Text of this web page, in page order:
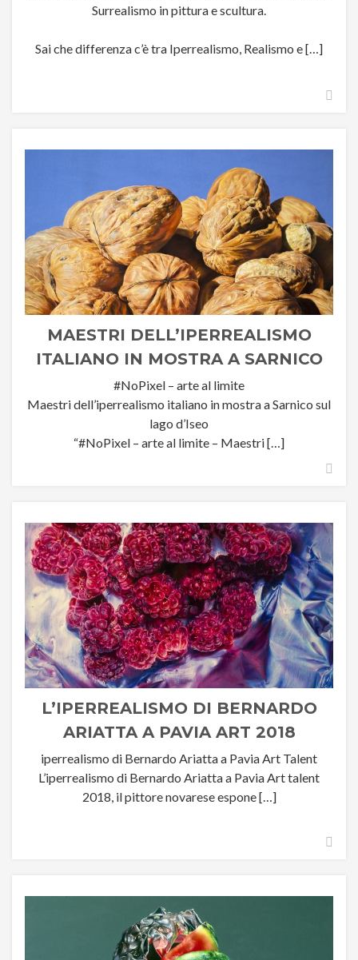
Surrealismo in pittura e scultura.
Sai che differenza c’è tra Iperrealismo, Realismo e […]
MAESTRI DELL’IPERREALISMO
ITALIANO IN MOSTRA A SARNICO
#NoPixel – arte al limite
Maestri dell’iperrealismo italiano in mostra a Sarnico sul
lago d’Iseo
“#NoPixel – arte al limite – Maestri […]
L’IPERREALISMO DI BERNARDO
ARIATTA A PAVIA ART 2018
iperrealismo di Bernardo Ariatta a Pavia Art Talent
L’iperrealismo di Bernardo Ariatta a Pavia Art talent
2018, il pittore novarese espone […]